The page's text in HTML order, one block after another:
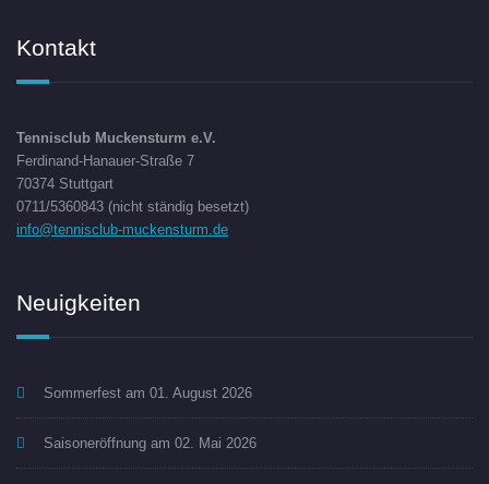
Kontakt
Tennisclub Muckensturm e.V.
Ferdinand-Hanauer-Straße 7
70374 Stuttgart
0711/5360843 (nicht ständig besetzt)
info@tennisclub-muckensturm.de
Neuigkeiten
Sommerfest am 01. August 2026
Saisoneröffnung am 02. Mai 2026